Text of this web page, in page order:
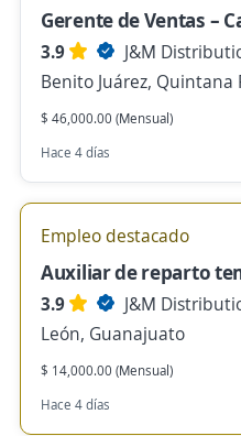
Gerente de Ventas –
3.9
J&M
Benito Juárez, Quintana
$ 46,000.00 (Mensual)
Hace 4 días
Empleo destacado
Auxiliar de reparto
3.9
J&M
León, Guanajuato
$ 14,000.00 (Mensual)
Hace 4 días